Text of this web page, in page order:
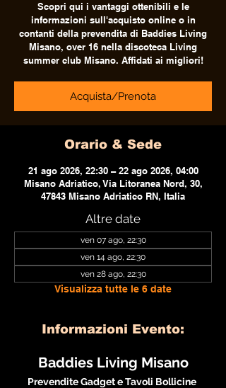
Scopri qui i vantaggi ottenibili e le
informazioni sull'acquisto online o in
contanti della prevendita di Baddies Living
Misano, over 16 nella discoteca Living
summer club Misano. Affidati ai migliori!
Acquista/Prenota
Orario & Sede
21 ago 2026, 22:30 – 22 ago 2026, 04:00
Misano Adriatico, Via Litoranea Nord, 30,
47843 Misano Adriatico RN, Italia
Altre date
ven 07 ago, 22:30
ven 14 ago, 22:30
ven 28 ago, 22:30
Visualizza tutte le 6 date
Informazioni Evento:
Baddies Living Misano
Prevendite Gadget e Tavoli Bollicine